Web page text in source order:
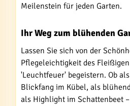
Meilenstein für jeden Garten.
Ihr Weg zum blühenden
Lassen Sie sich von der
Pflegeleichtigkeit des
'Leuchtfeuer' begeistern. Ob
Blickfang im Kübel, als
als Highlight im Schattenbeet